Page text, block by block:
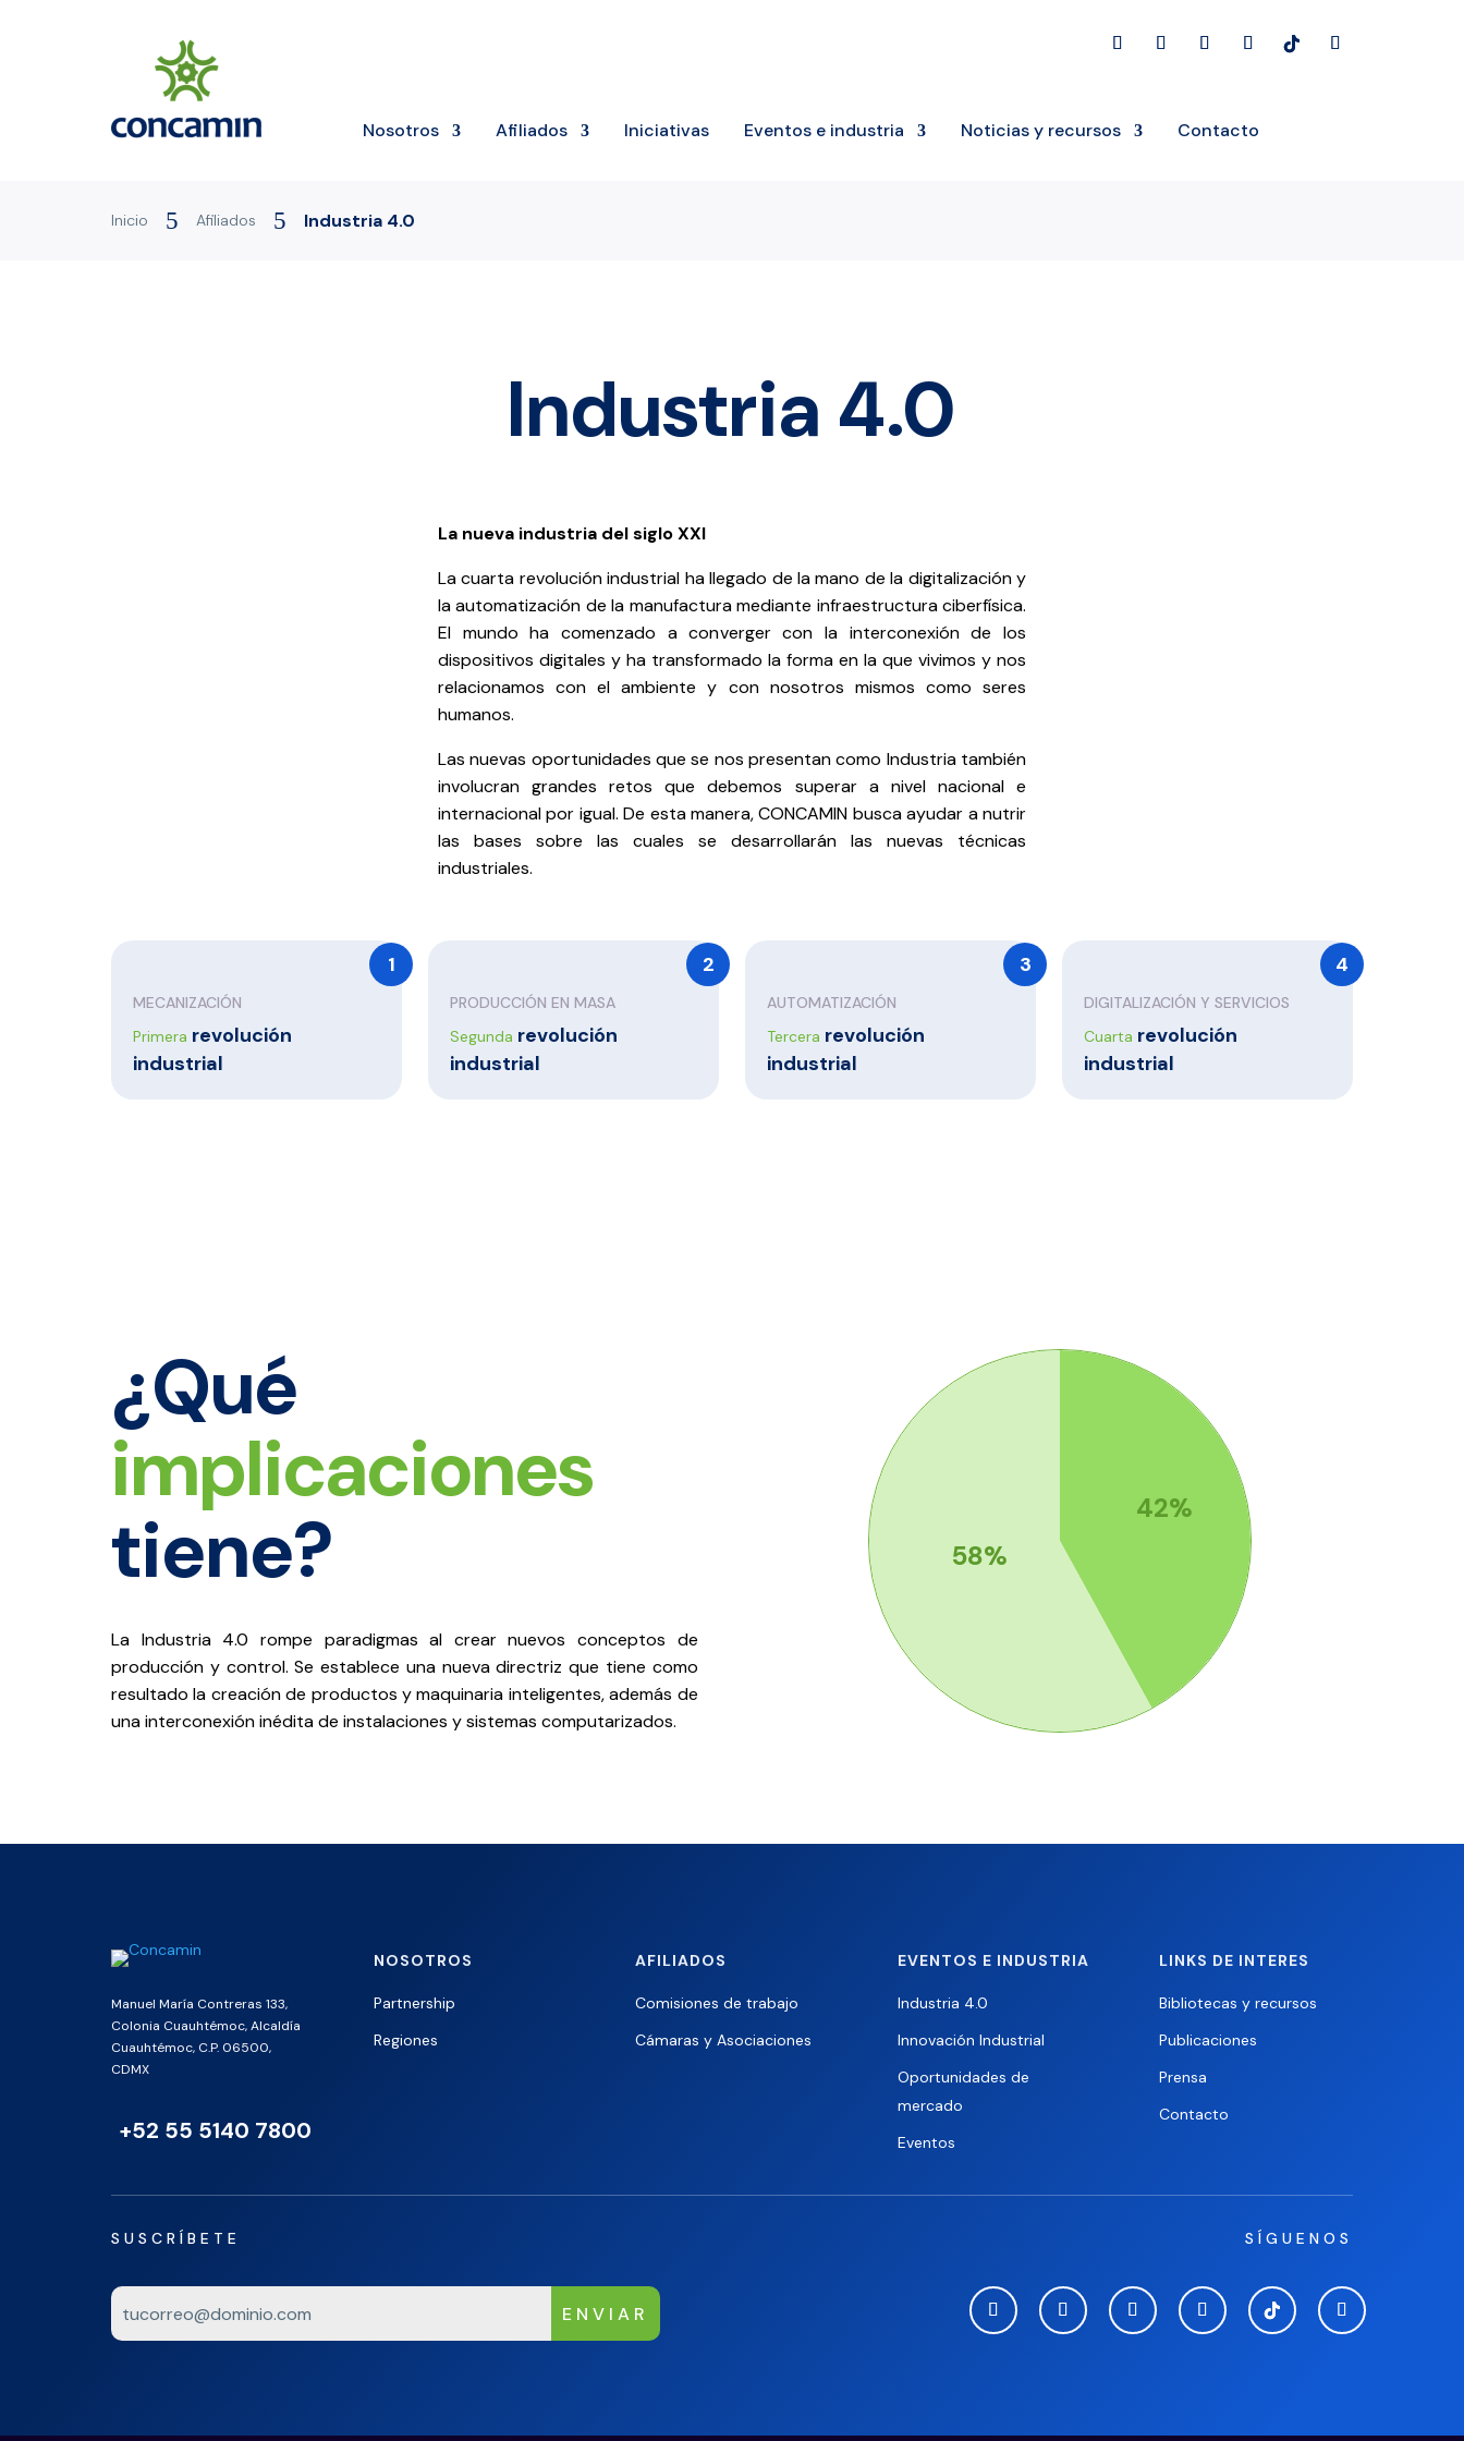
Nosotros Afiliados Iniciativas Eventos e industria Noticias y recursos Contacto
Inicio 5 Afiliados 5 Industria 4.0
Industria 4.0
La nueva industria del siglo XXI
La cuarta revolución industrial ha llegado de la mano de la digitalización y
la automatización de la manufactura mediante infraestructura ciberfísica.
El mundo ha comenzado a converger con la interconexión de los
dispositivos digitales y ha transformado la forma en la que vivimos y nos
relacionamos con el ambiente y con nosotros mismos como seres
humanos.
Las nuevas oportunidades que se nos presentan como Industria también
involucran grandes retos que debemos superar a nivel nacional e
internacional por igual. De esta manera, CONCAMIN busca ayudar a nutrir
las bases sobre las cuales se desarrollarán las nuevas técnicas
industriales.
MECANIZACIÓN
Primera revolución
industrial
PRODUCCIÓN EN MASA
Segunda revolución
industrial
AUTOMATIZACIÓN
Tercera revolución
industrial
DIGITALIZACIÓN Y SERVICIOS
Cuarta revolución
industrial
¿Qué
implicaciones
tiene?
La Industria 4.0 rompe paradigmas al crear nuevos conceptos de
producción y control. Se establece una nueva directriz que tiene como
resultado la creación de productos y maquinaria inteligentes, además de
una interconexión inédita de instalaciones y sistemas computarizados.
Manuel María Contreras 133,
Colonia Cuauhtémoc, Alcaldía
Cuauhtémoc, C.P. 06500,
CDMX
+52 55 5140 7800
NOSOTROS
Partnership
Regiones
AFILIADOS
Comisiones de trabajo
Cámaras y Asociaciones
EVENTOS E INDUSTRIA
Industria 4.0
Innovación Industrial
Oportunidades de
mercado
Eventos
LINKS DE INTERES
Bibliotecas y recursos
Publicaciones
Prensa
Contacto
SUSCRÍBETE
ENVIAR
SÍGUENOS